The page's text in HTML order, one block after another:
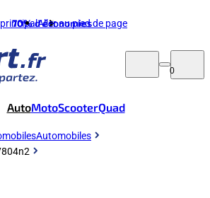
Aller au pied de page
70%d'économies
0
AutoMotoScooterQuad
Automobiles